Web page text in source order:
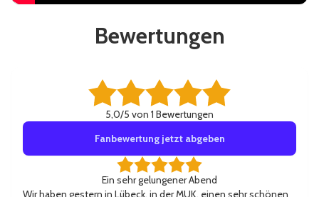
Bewertungen
5,0/5 von 1 Bewertungen
Fanbewertung jetzt abgeben
Ein sehr gelungener Abend
Wir haben gestern in Lübeck, in der MUK, einen sehr schönen